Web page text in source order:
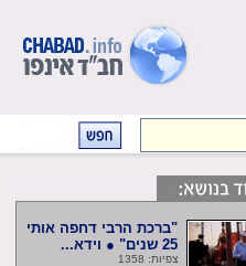
"ברכת הרבי דחפה אותי
25 שנים" ● וידא...
צפיות: 1358